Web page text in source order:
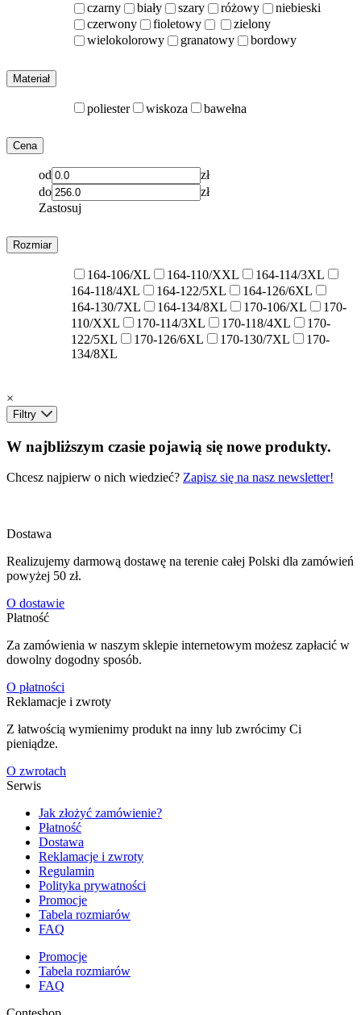
czarny biały szary różowy
niebieski
czerwony
fioletowy
zielony
wielokolorowy
granatowy bordowy
Materiał
poliester wiskoza bawełna
Cena
od
zł
do
zł
Zastosuj
Rozmiar
164-106/XL 164-110/XXL
164-114/3XL
164-118/4XL
164-122/5XL
164-126/6XL
164-130/7XL
164-134/8XL 170-106/XL
170-
110/XXL
170-114/3XL 170-118/4XL
170-
122/5XL
170-126/6XL 170-130/7XL
170-
134/8XL
×
Filtry
W najbliższym czasie pojawią się nowe produkty.
Chcesz najpierw o nich wiedzieć? Zapisz się na nasz newsletter!
Dostawa
Realizujemy darmową dostawę na terenie całej Polski dla zamówień
powyżej 50 zł.
O dostawie
Płatność
Za zamówienia w naszym sklepie internetowym możesz zapłacić w
dowolny dogodny sposób.
O płatności
Reklamacje i zwroty
Z łatwością wymienimy produkt na inny lub zwrócimy Ci
pieniądze.
O zwrotach
Serwis
Jak złożyć zamówienie?
Płatność
Dostawa
Reklamacje i zwroty
Regulamin
Polityka prywatności
Promocje
Tabela rozmiarów
FAQ
Promocje
Tabela rozmiarów
FAQ